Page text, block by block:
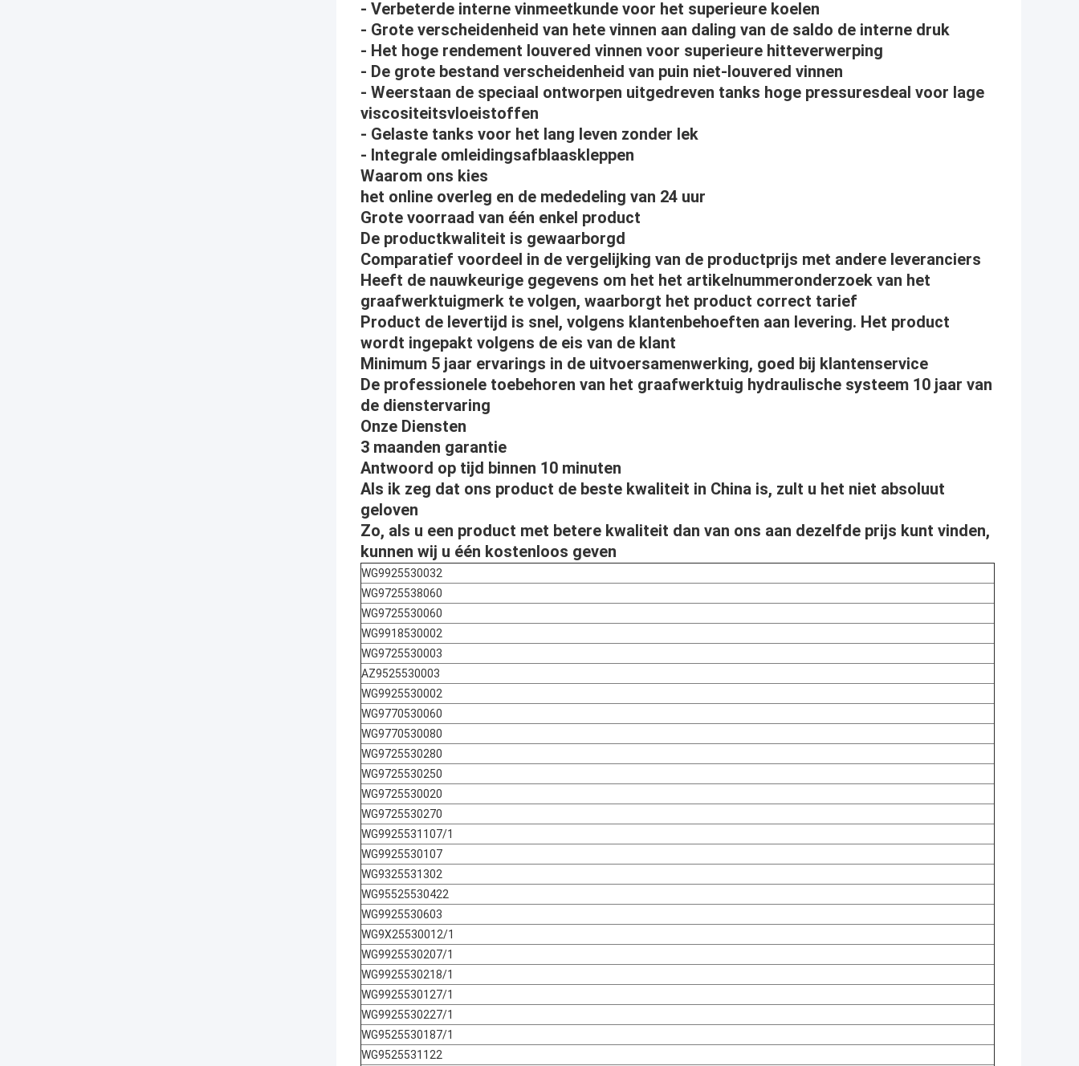
- Verbeterde interne vinmeetkunde voor het superieure koelen
- Grote verscheidenheid van hete vinnen aan daling van de saldo de interne druk
- Het hoge rendement louvered vinnen voor superieure hitteverwerping
- De grote bestand verscheidenheid van puin niet-louvered vinnen
- Weerstaan de speciaal ontworpen uitgedreven tanks hoge pressuresdeal voor lage
viscositeitsvloeistoffen
- Gelaste tanks voor het lang leven zonder lek
- Integrale omleidingsafblaaskleppen
Waarom ons kies
het online overleg en de mededeling van 24 uur
Grote voorraad van één enkel product
De productkwaliteit is gewaarborgd
Comparatief voordeel in de vergelijking van de productprijs met andere leveranciers
Heeft de nauwkeurige gegevens om het het artikelnummeronderzoek van het
graafwerktuigmerk te volgen, waarborgt het product correct tarief
Product de levertijd is snel, volgens klantenbehoeften aan levering. Het product
wordt ingepakt volgens de eis van de klant
Minimum 5 jaar ervarings in de uitvoersamenwerking, goed bij klantenservice
De professionele toebehoren van het graafwerktuig hydraulische systeem 10 jaar van
de dienstervaring
Onze Diensten
3 maanden garantie
Antwoord op tijd binnen 10 minuten
Als ik zeg dat ons product de beste kwaliteit in China is, zult u het niet absoluut
geloven
Zo, als u een product met betere kwaliteit dan van ons aan dezelfde prijs kunt vinden,
kunnen wij u één kostenloos geven
WG9925530032
WG9725538060
WG9725530060
WG9918530002
WG9725530003
AZ9525530003
WG9925530002
WG9770530060
WG9770530080
WG9725530280
WG9725530250
WG9725530020
WG9725530270
WG9925531107/1
WG9925530107
WG9325531302
WG95525530422
WG9925530603
WG9X25530012/1
WG9925530207/1
WG9925530218/1
WG9925530127/1
WG9925530227/1
WG9525530187/1
WG9525531122